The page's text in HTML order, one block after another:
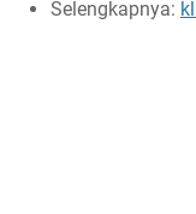
Selengkapnya: